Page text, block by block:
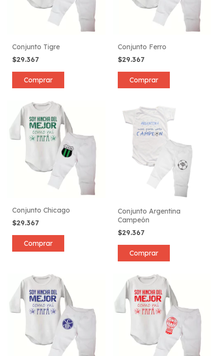
Conjunto Tigre
$29.367
Comprar
Conjunto Ferro
$29.367
Comprar
Conjunto Chicago
$29.367
Comprar
Conjunto Argentina
Campeón
$29.367
Comprar